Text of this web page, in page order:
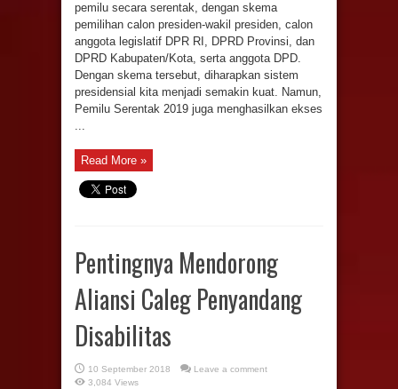
pemilu secara serentak, dengan skema
pemilihan calon presiden-wakil presiden, calon
anggota legislatif DPR RI, DPRD Provinsi, dan
DPRD Kabupaten/Kota, serta anggota DPD.
Dengan skema tersebut, diharapkan sistem
presidensial kita menjadi semakin kuat. Namun,
Pemilu Serentak 2019 juga menghasilkan ekses
...
Read More »
Pentingnya Mendorong
Aliansi Caleg Penyandang
Disabilitas
10 September 2018
Leave a comment
3,084 Views